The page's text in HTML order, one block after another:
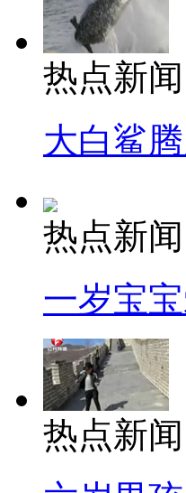
热点新闻
大白鲨
热点新闻
一岁宝
热点新闻